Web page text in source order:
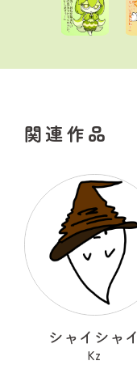
関連作品
シャイシャイ
Kz